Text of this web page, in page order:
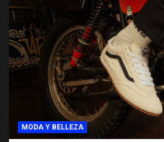
MODA Y BELLEZA